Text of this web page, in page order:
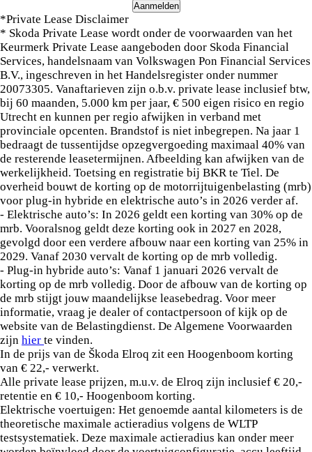
Aanmelden
*Private Lease Disclaimer
* Skoda Private Lease wordt onder de voorwaarden van het
Keurmerk Private Lease aangeboden door Skoda Financial
Services, handelsnaam van Volkswagen Pon Financial Services
B.V., ingeschreven in het Handelsregister onder nummer
20073305. Vanaftarieven zijn o.b.v. private lease inclusief btw,
bij 60 maanden, 5.000 km per jaar, € 500 eigen risico en regio
Utrecht en kunnen per regio afwijken in verband met
provinciale opcenten. Brandstof is niet inbegrepen. Na jaar 1
bedraagt de tussentijdse opzegvergoeding maximaal 40% van
de resterende leasetermijnen. Afbeelding kan afwijken van de
werkelijkheid. Toetsing en registratie bij BKR te Tiel. De
overheid bouwt de korting op de motorrijtuigenbelasting (mrb)
voor plug-in hybride en elektrische auto’s in 2026 verder af.
- Elektrische auto’s: In 2026 geldt een korting van 30% op de
mrb. Vooralsnog geldt deze korting ook in 2027 en 2028,
gevolgd door een verdere afbouw naar een korting van 25% in
2029. Vanaf 2030 vervalt de korting op de mrb volledig.
- Plug-in hybride auto’s: Vanaf 1 januari 2026 vervalt de
korting op de mrb volledig. Door de afbouw van de korting op
de mrb stijgt jouw maandelijkse leasebedrag. Voor meer
informatie, vraag je dealer of contactpersoon of kijk op de
website van de Belastingdienst. De Algemene Voorwaarden
zijn hier te vinden.
In de prijs van de Škoda Elroq zit een Hoogenboom korting
van € 22,- verwerkt.
Alle private lease prijzen, m.u.v. de Elroq zijn inclusief € 20,-
retentie en € 10,- Hoogenboom korting.
Elektrische voertuigen: Het genoemde aantal kilometers is de
theoretische maximale actieradius volgens de WLTP
testsystematiek. Deze maximale actieradius kan onder meer